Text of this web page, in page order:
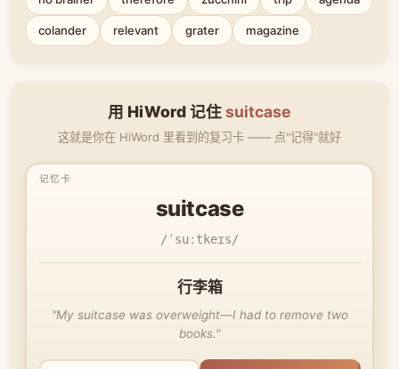
colander relevant grater magazine
用 HiWord 记住suitcase
这就是你在 HiWord 里看到的复习卡 —— 点"记得"就好
suitcase
/ˈsuːtkeɪs/
行李箱
"My suitcase was overweight—I had to remove two
books."